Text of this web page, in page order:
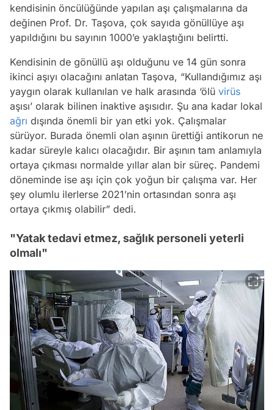
kendisinin öncülüğünde yapılan aşı çalışmalarına da
değinen Prof. Dr. Taşova, çok sayıda gönüllüye aşı
yapıldığını bu sayının 1000’e yaklaştığını belirtti.
Kendisinin de gönüllü aşı olduğunu ve 14 gün sonra
ikinci aşıyı olacağını anlatan Taşova, “Kullandığımız aşı
yaygın olarak kullanılan ve halk arasında ‘ölü virüs
aşısı’ olarak bilinen inaktive aşısıdır. Şu ana kadar lokal
ağrı dışında önemli bir yan etki yok. Çalışmalar
sürüyor. Burada önemli olan aşının ürettiği antikorun ne
kadar süreyle kalıcı olacağıdır. Bir aşının tam anlamıyla
ortaya çıkması normalde yıllar alan bir süreç. Pandemi
döneminde ise aşı için çok yoğun bir çalışma var. Her
şey olumlu ilerlerse 2021’nin ortasından sonra aşı
ortaya çıkmış olabilir” dedi.
"Yatak tedavi etmez, sağlık personeli yeterli
olmalı"